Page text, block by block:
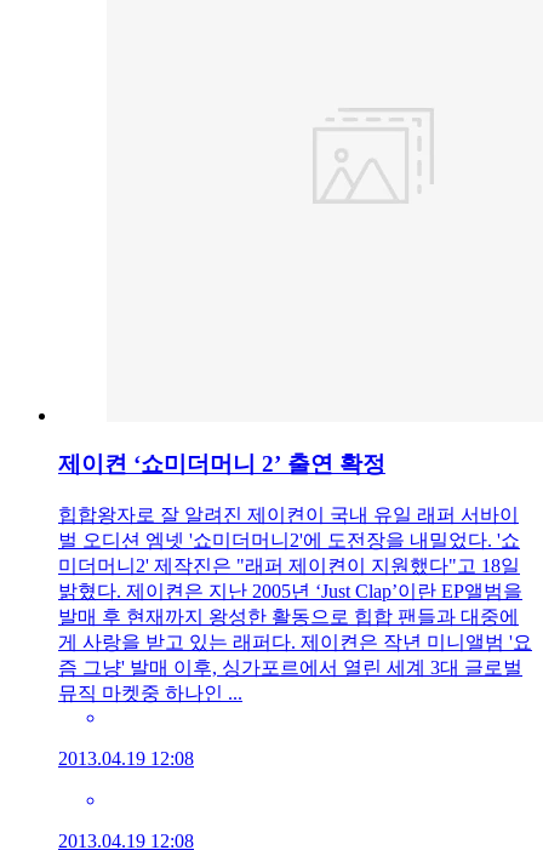
제이켠 ‘쇼미더머니 2’ 출연 확정
힙합왕자로 잘 알려진 제이켠이 국내 유일 래퍼 서바이
벌 오디션 엠넷 '쇼미더머니2'에 도전장을 내밀었다. '쇼
미더머니2' 제작진은 "래퍼 제이켠이 지원했다"고 18일
밝혔다. 제이켠은 지난 2005년 ‘Just Clap’이란 EP앨범을
발매 후 현재까지 왕성한 활동으로 힙합 팬들과 대중에
게 사랑을 받고 있는 래퍼다. 제이켠은 작년 미니앨범 '요
즘 그냥' 발매 이후, 싱가포르에서 열린 세계 3대 글로벌
뮤직 마켓중 하나인 ...
2013.04.19 12:08
2013.04.19 12:08